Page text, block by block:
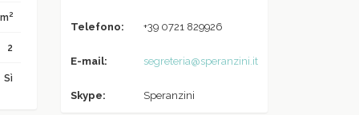
2
2
Sì
Telefono: +39 0721 829926
E-mail: segreteria@speranzini.it
Skype: Speranzini